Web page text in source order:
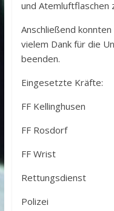
und Atemluftflaschen
Anschließend
vielem Dank für die
beenden.
Eingesetzte Kräfte:
FF Kellinghusen
FF Rosdorf
FF Wrist
Rettungsdienst
Polizei